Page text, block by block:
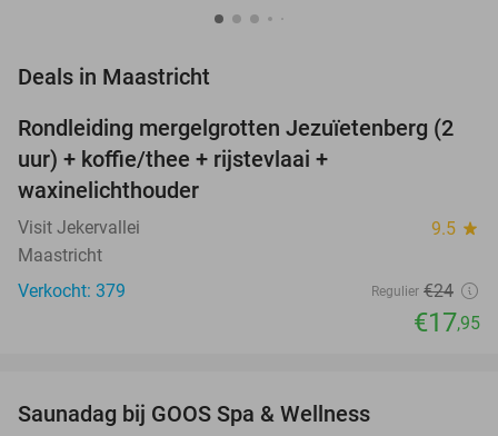
Deals in Maastricht
25%
Rondleiding mergelgrotten Jezuïetenberg (2
uur) + koffie/thee + rijstevlaai +
waxinelichthouder
Visit Jekervallei 9.5 star
Maastricht
Verkocht: 379
Regulier €24
€17,95
Saunadag bij GOOS Spa & Wellness